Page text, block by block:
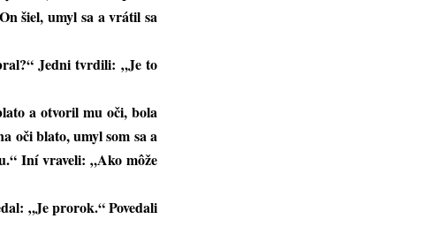
šiel, umyl sa a vrátil sa
Jedni tvrdili: „Je to
a otvoril mu oči, bola
oči blato, umyl som sa a
Iní vraveli: „Ako môže
„Je prorok.“ Povedali